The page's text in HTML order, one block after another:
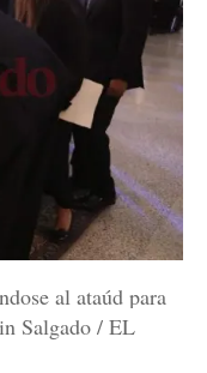
al ataúd para
Salgado / EL